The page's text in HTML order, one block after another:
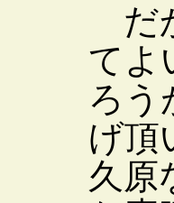
だ
てよ
ろう
げ頂
久原